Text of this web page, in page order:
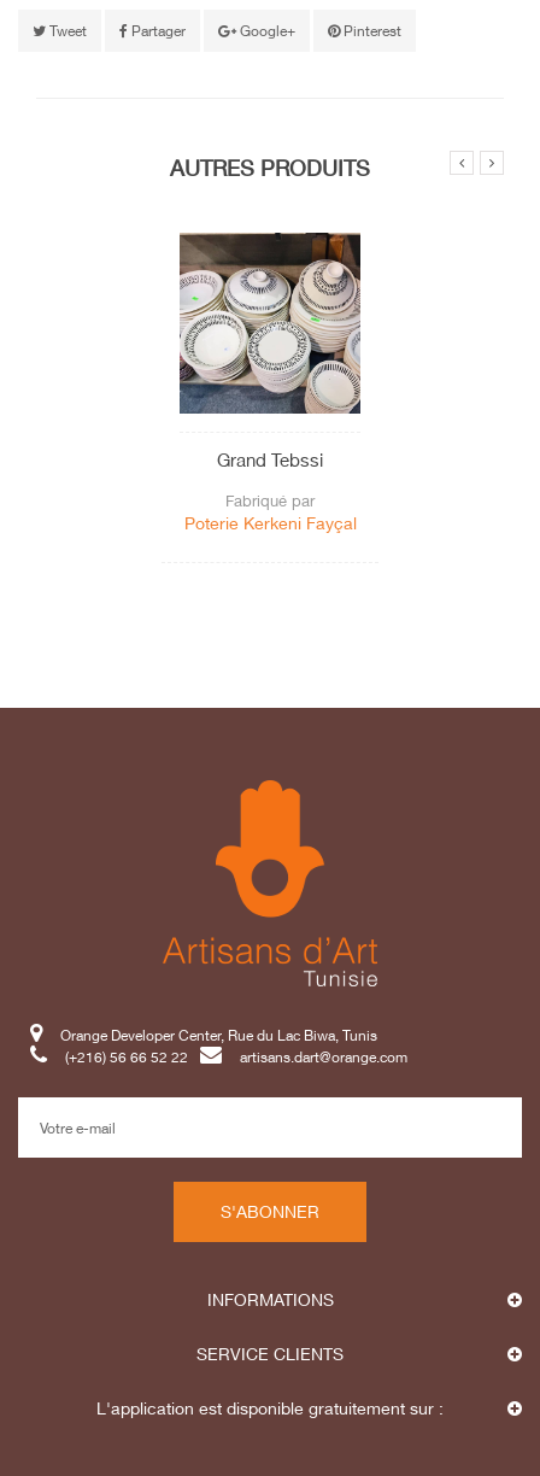
Tweet Partager Google+ Pinterest
AUTRES PRODUITS
Grand Tebssi
Fabriqué par
Poterie Kerkeni Fayçal
Orange Developer Center, Rue du Lac Biwa, Tunis
(+216) 56 66 52 22
artisans.dart@orange.com
S'ABONNER
INFORMATIONS
SERVICE CLIENTS
L'application est disponible gratuitement sur :